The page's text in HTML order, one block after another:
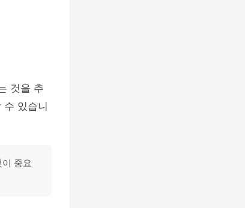
것을 추
있습니
중요